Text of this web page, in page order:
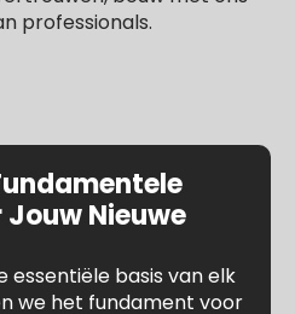
professionals.
Nieuwe
essentiële basis van elk
we het fundament voor